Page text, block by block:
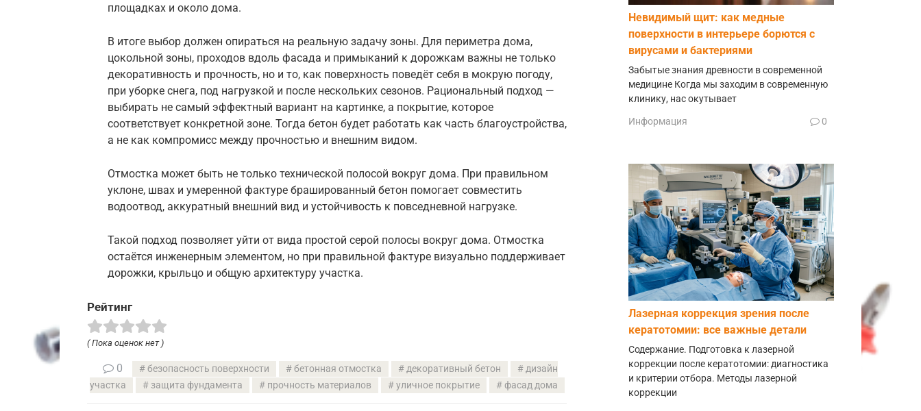
площадках и около дома.
В итоге выбор должен опираться на реальную задачу зоны. Для периметра дома,
цокольной зоны, проходов вдоль фасада и примыканий к дорожкам важны не только
декоративность и прочность, но и то, как поверхность поведёт себя в мокрую погоду,
при уборке снега, под нагрузкой и после нескольких сезонов. Рациональный подход —
выбирать не самый эффектный вариант на картинке, а покрытие, которое
соответствует конкретной зоне. Тогда бетон будет работать как часть благоустройства,
а не как компромисс между прочностью и внешним видом.
Отмостка может быть не только технической полосой вокруг дома. При правильном
уклоне, швах и умеренной фактуре брашированный бетон помогает совместить
водоотвод, аккуратный внешний вид и устойчивость к повседневной нагрузке.
Такой подход позволяет уйти от вида простой серой полосы вокруг дома. Отмостка
остаётся инженерным элементом, но при правильной фактуре визуально поддерживает
дорожки, крыльцо и общую архитектуру участка.
Рейтинг
( Пока оценок нет )
0 безопасность поверхности бетонная отмостка декоративный бетон
дизайн
участка
защита фундамента прочность материалов уличное покрытие фасад дома
Невидимый щит: как медные
поверхности в интерьере борются с
вирусами и бактериями
Забытые знания древности в современной
медицине Когда мы заходим в современную
клинику, нас окутывает
Информация 0
Лазерная коррекция зрения после
кератотомии: все важные детали
Содержание. Подготовка к лазерной
коррекции после кератотомии: диагностика
и критерии отбора. Методы лазерной
коррекции